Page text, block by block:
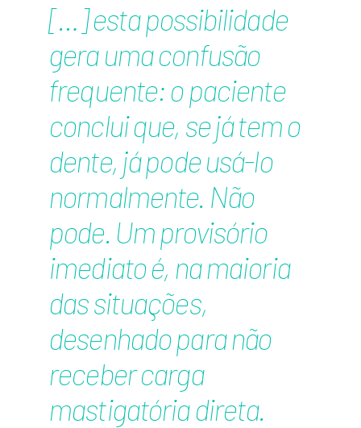
[…] esta possibilidade
gera uma confusão
frequente: o paciente
conclui que, se já tem o
dente, já pode usá-lo
normalmente. Não
pode. Um provisório
imediato é, na maioria
das situações,
desenhado para não
receber carga
mastigatória direta.